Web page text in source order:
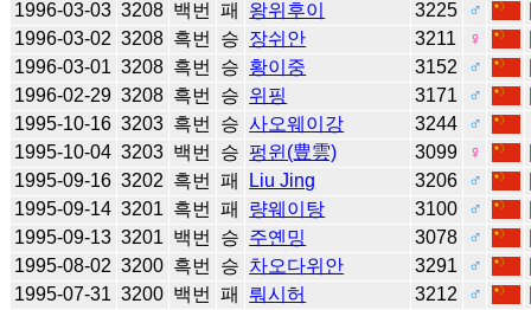
1996-03-03 3208 백번 패 왕위후이 3225 ♂
1996-03-02 3208 흑번 승 장쉬안 3211 ♀
1996-03-01 3208 흑번 승 황이중 3152 ♂
1996-02-29 3208 흑번 승 위핑 3171 ♂
1995-10-16 3203 흑번 승 사오웨이강 3244
♂
1995-10-04 3203 백번 승 펑윈(豊雲) 3099 ♀
1995-09-16 3202 흑번 패 Liu Jing 3206 ♂
1995-09-14 3201 흑번 패 량웨이탕 3100 ♂
1995-09-13 3201 백번 승 주옌밍 3078 ♂
1995-08-02 3200 흑번 승 차오다위안 3291 ♂
1995-07-31 3200 백번 패 뤄시허 3212 ♂